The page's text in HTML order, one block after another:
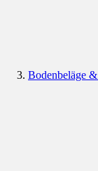
Bodenbeläge